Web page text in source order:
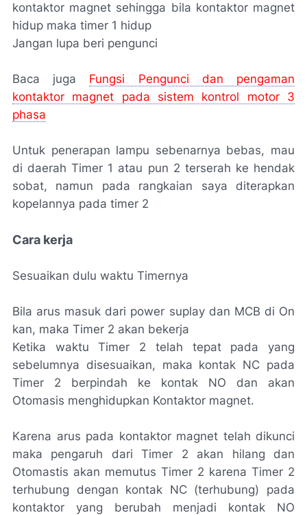
kontaktor magnet sehingga bila kontaktor magnet
hidup maka timer 1 hidup
Jangan lupa beri pengunci
Baca juga Fungsi Pengunci dan pengaman
kontaktor magnet pada sistem kontrol motor 3
phasa
Untuk penerapan lampu sebenarnya bebas, mau
di daerah Timer 1 atau pun 2 terserah ke hendak
sobat, namun pada rangkaian saya diterapkan
kopelannya pada timer 2
Cara kerja
Sesuaikan dulu waktu Timernya
Bila arus masuk dari power suplay dan MCB di On
kan, maka Timer 2 akan bekerja
Ketika waktu Timer 2 telah tepat pada yang
sebelumnya disesuaikan, maka kontak NC pada
Timer 2 berpindah ke kontak NO dan akan
Otomasis menghidupkan Kontaktor magnet.
Karena arus pada kontaktor magnet telah dikunci
maka pengaruh dari Timer 2 akan hilang dan
Otomastis akan memutus Timer 2 karena Timer 2
terhubung dengan kontak NC (terhubung) pada
kontaktor yang berubah menjadi kontak NO